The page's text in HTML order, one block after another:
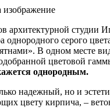
изображение
архитектурной
однородного серого
В одном месте
цветовой
однородным.
надежный, но и
цвету кирпича, –